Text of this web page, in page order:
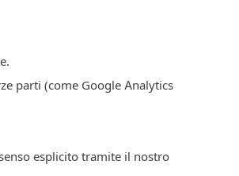
parti (come Google Analytics
esplicito tramite il nostro